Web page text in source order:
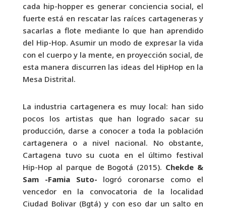
cada hip-hopper es generar conciencia social, el
fuerte está en rescatar las raíces cartageneras y
sacarlas a flote mediante lo que han aprendido
del Hip-Hop. Asumir un modo de expresar la vida
con el cuerpo y la mente, en proyección social, de
esta manera discurren las ideas del HipHop en la
Mesa Distrital.
La industria cartagenera es muy local: han sido
pocos los artistas que han logrado sacar su
producción, darse a conocer a toda la población
cartagenera o a nivel nacional. No obstante,
Cartagena tuvo su cuota en el último festival
Hip-Hop al parque de Bogotá (2015). Chekde &
Sam -Famia Suto- logró coronarse como el
vencedor en la convocatoria de la localidad
Ciudad Bolivar (Bgtá) y con eso dar un salto en